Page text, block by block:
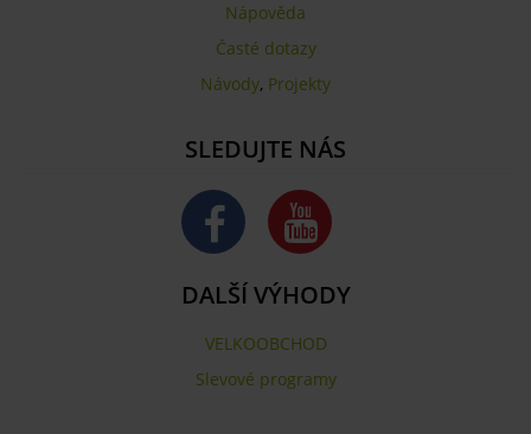
Nápověda
Časté dotazy
Návody, Projekty
SLEDUJTE NÁS
DALŠÍ VÝHODY
VELKOOBCHOD
Slevové programy